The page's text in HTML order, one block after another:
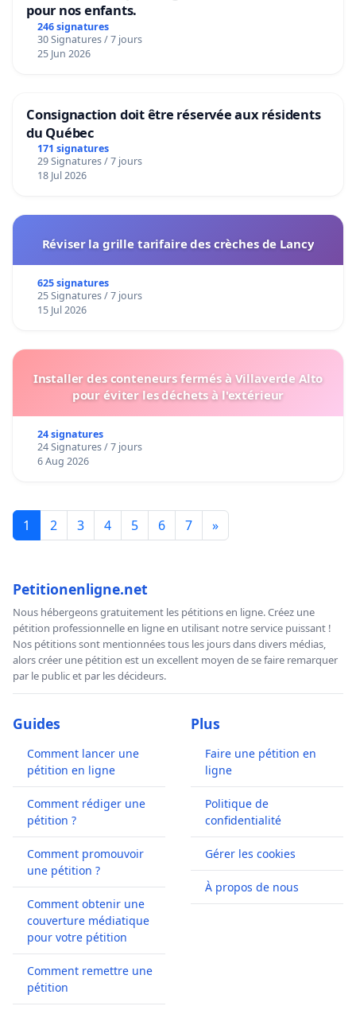
pour nos enfants.
246 signatures
30 Signatures / 7 jours
25 Jun 2026
Consignaction doit être réservée aux résidents
du Québec
171 signatures
29 Signatures / 7 jours
18 Jul 2026
Réviser la grille tarifaire des crèches de Lancy
625 signatures
25 Signatures / 7 jours
15 Jul 2026
Installer des conteneurs fermés à Villaverde Alto
pour éviter les déchets à l'extérieur
24 signatures
24 Signatures / 7 jours
6 Aug 2026
1 2 3 4 5 6 7 »
Petitionenligne.net
Nous hébergeons gratuitement les pétitions en ligne. Créez une
pétition professionnelle en ligne en utilisant notre service puissant !
Nos pétitions sont mentionnées tous les jours dans divers médias,
alors créer une pétition est un excellent moyen de se faire remarquer
par le public et par les décideurs.
Guides
Comment lancer une
pétition en ligne
Comment rédiger une
pétition ?
Comment promouvoir
une pétition ?
Comment obtenir une
couverture médiatique
pour votre pétition
Comment remettre une
pétition
Plus
Faire une pétition en
ligne
Politique de
confidentialité
Gérer les cookies
À propos de nous